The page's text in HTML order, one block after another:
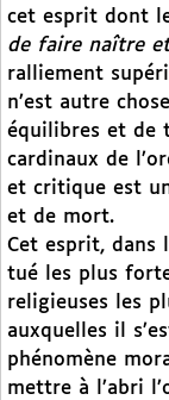
cet esprit dont
de faire naître
ralliement
n’est autre
équilibres et de
cardinaux de
et critique est
et de mort.
Cet esprit, dans
tué les plus
religieuses les
auxquelles il
phénomène
mettre à l’abri